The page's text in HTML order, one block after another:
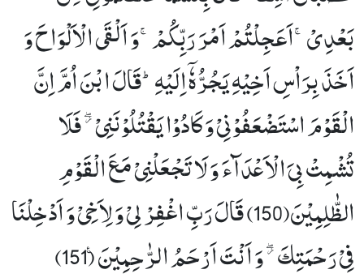
بَعْدِیْۚ-اَعَجِلْتُمْ اَمْرَ رَبِّكُمْۚ-وَ اَلْقَى الْاَلْوَاحَ وَ
اَخَذَ بِرَاْسِ اَخِیْهِ یَجُرُّهٗۤ اِلَیْهِؕ-قَالَ ابْنَ اُمَّ اِنَّ
الْقَوْمَ اسْتَضْعَفُوْنِیْ وَ كَادُوْا یَقْتُلُوْنَنِیْ ﳲ فَلَا
تُشْمِتْ بِیَ الْاَعْدَآءَ وَ لَا تَجْعَلْنِیْ مَعَ الْقَوْمِ
الظّٰلِمِیْنَ(150) قَالَ رَبِّ اغْفِرْ لِیْ وَ لِاَخِیْ وَ اَدْخِلْنَا
فِیْ رَحْمَتِكَ ﳲ وَ اَنْتَ اَرْحَمُ الرّٰحِمِیْنَ۠ (151)